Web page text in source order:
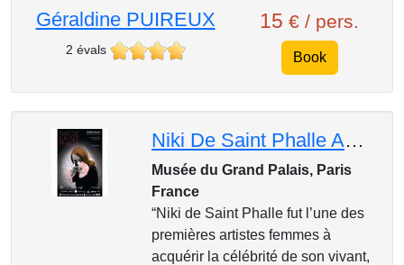
Géraldine PUIREUX
2 évals
15 € / pers.
Book
Niki De Saint Phalle Au Grand Palais
Musée du Grand Palais, Paris
France
“Niki de Saint Phalle fut l’une des
premières artistes femmes à
acquérir la célébrité de son vivant,